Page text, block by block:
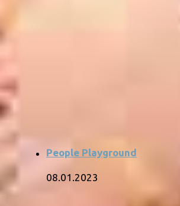
People Playground
08.01.2023